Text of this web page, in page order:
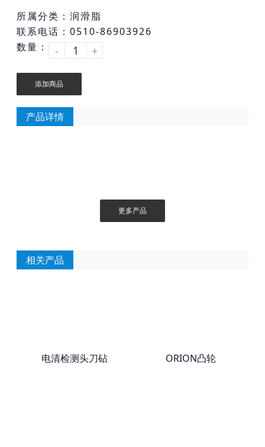
所属分类：润滑脂
联系电话：0510-86903926
数量：
- +
添加商品
产品详情
更多产品
相关产品
电清检测头刀砧 ORION凸轮